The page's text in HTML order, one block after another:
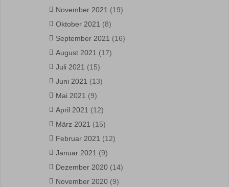
November 2021 (19)
Oktober 2021 (8)
September 2021 (16)
August 2021 (17)
Juli 2021 (15)
Juni 2021 (13)
Mai 2021 (9)
April 2021 (12)
März 2021 (15)
Februar 2021 (12)
Januar 2021 (9)
Dezember 2020 (14)
November 2020 (9)